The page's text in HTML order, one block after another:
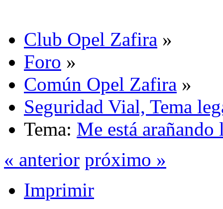
Club Opel Zafira »
Foro »
Común Opel Zafira »
Seguridad Vial, Tema
Tema: Me está
« anterior próximo »
Imprimir